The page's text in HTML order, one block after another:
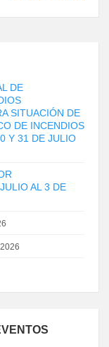
DE
SITUACIÓN DE
DE INCENDIOS
Y 31 DE JULIO
AL 3 DE